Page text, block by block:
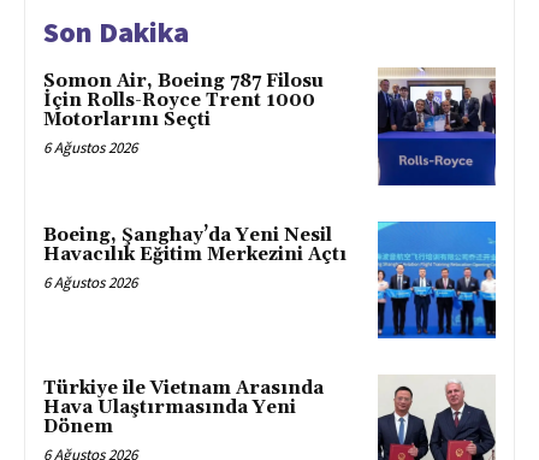
Son Dakika
Somon Air, Boeing 787 Filosu
İçin Rolls-Royce Trent 1000
Motorlarını Seçti
6 Ağustos 2026
Boeing, Şanghay’da Yeni Nesil
Havacılık Eğitim Merkezini Açtı
6 Ağustos 2026
Türkiye ile Vietnam Arasında
Hava Ulaştırmasında Yeni
Dönem
6 Ağustos 2026